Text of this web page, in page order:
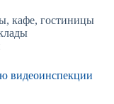
кафе, гостиницы
видеоинспекции